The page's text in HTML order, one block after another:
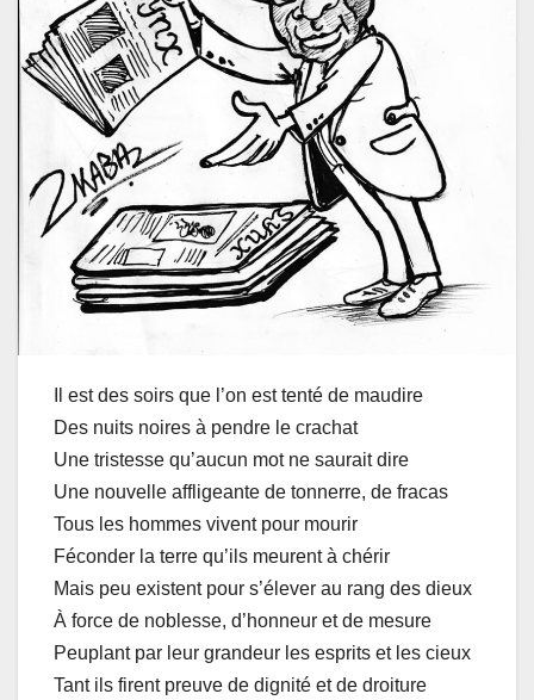
Il est des soirs que l’on est tenté de maudire
Des nuits noires à pendre le crachat
Une tristesse qu’aucun mot ne saurait dire
Une nouvelle affligeante de tonnerre, de fracas
Tous les hommes vivent pour mourir
Féconder la terre qu’ils meurent à chérir
Mais peu existent pour s’élever au rang des dieux
À force de noblesse, d’honneur et de mesure
Peuplant par leur grandeur les esprits et les cieux
Tant ils firent preuve de dignité et de droiture